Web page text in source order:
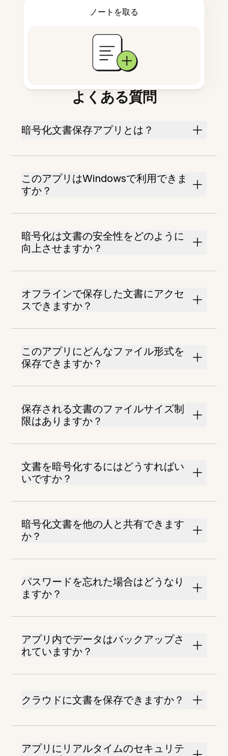
ノートを取る
よくある質問
暗号化文書保存アプリとは？
このアプリはWindowsで利用できま
すか？
暗号化は文書の安全性をどのように
向上させますか？
オフラインで保存した文書にアクセ
スできますか？
このアプリにどんなファイル形式を
保存できますか？
保存される文書のファイルサイズ制
限はありますか？
文書を暗号化するにはどうすればい
いですか？
暗号化文書を他の人と共有できます
か？
パスワードを忘れた場合はどうなり
ますか？
アプリ内でデータはバックアップさ
れていますか？
クラウドに文書を保存できますか？
アプリにリアルタイムのセキュリテ